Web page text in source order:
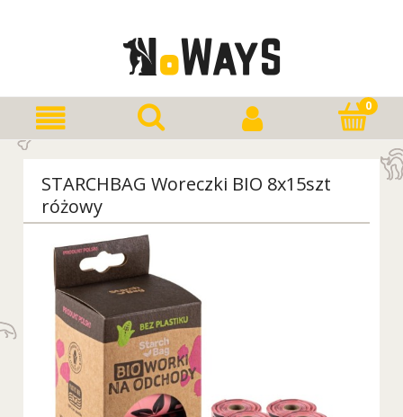
STARCHBAG Woreczki BIO 8x15szt
różowy